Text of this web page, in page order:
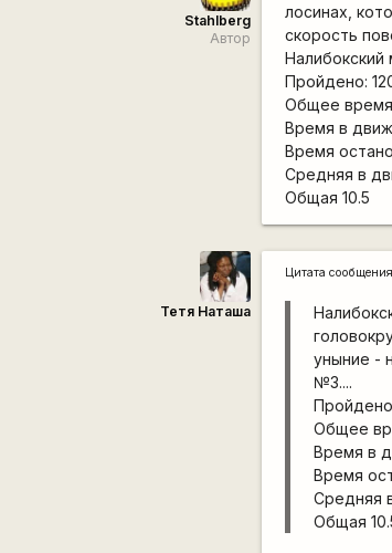
Stahlberg
Автор
лосинах,
скорость
Пройдено:
Общее время
Время в
Время
Средняя в
Общая 10.5
Тетя Наташа
Цитата
уныние -
№3....
Общее
Время в
Время
Средняя
Общая